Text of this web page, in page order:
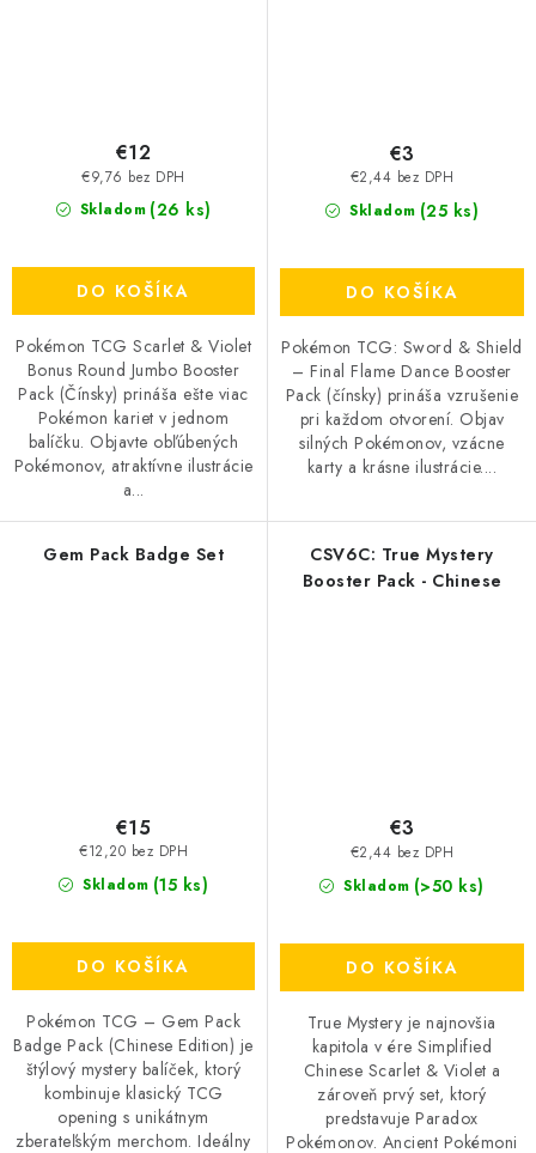
Skladom (26 ks)
€9,76 bez DPH
€12
DO KOŠÍKA
Pokémon TCG Scarlet & Violet
Bonus Round Jumbo Booster
Pack (Čínsky) prináša ešte viac
Pokémon kariet v jednom
balíčku. Objavte obľúbených
Pokémonov, atraktívne ilustrácie
a...
Skladom (25 ks)
€2,44 bez DPH
€3
DO KOŠÍKA
Pokémon TCG: Sword & Shield
– Final Flame Dance Booster
Pack (čínsky) prináša vzrušenie
pri každom otvorení. Objav
silných Pokémonov, vzácne
karty a krásne ilustrácie....
Gem Pack Badge Set
Skladom (15 ks)
€12,20 bez DPH
€15
DO KOŠÍKA
Pokémon TCG – Gem Pack
Badge Pack (Chinese Edition) je
štýlový mystery balíček, ktorý
kombinuje klasický TCG
opening s unikátnym
zberateľským merchom. Ideálny
CSV6C: True Mystery
Booster Pack - Chinese
Skladom (>50 ks)
€2,44 bez DPH
€3
DO KOŠÍKA
True Mystery je najnovšia
kapitola v ére Simplified
Chinese Scarlet & Violet a
zároveň prvý set, ktorý
predstavuje Paradox
Pokémonov. Ancient Pokémoni